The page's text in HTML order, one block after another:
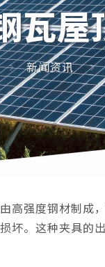
瓦屋
新闻资讯
高强度钢材制成
坏。这种夹具的